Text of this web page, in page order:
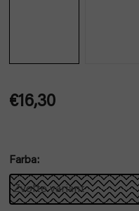
€16,30
Farba